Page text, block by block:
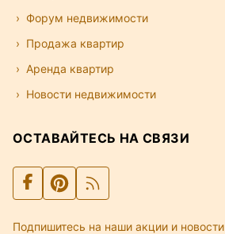
Форум недвижимости
Продажа квартир
Аренда квартир
Новости недвижимости
ОСТАВАЙТЕСЬ НА СВЯЗИ
Подпишитесь на наши акции и новости